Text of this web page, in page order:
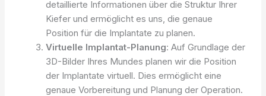
detaillierte Informationen über die Struktur Ihrer
Kiefer und ermöglicht es uns, die genaue
Position für die Implantate zu planen.
Virtuelle Implantat-Planung: Auf Grundlage der
3D-Bilder Ihres Mundes planen wir die Position
der Implantate virtuell. Dies ermöglicht eine
genaue Vorbereitung und Planung der Operation.